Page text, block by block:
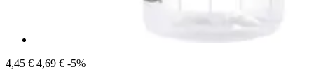
4,45 € 4,69 € -5%